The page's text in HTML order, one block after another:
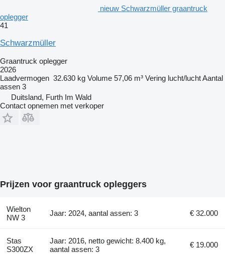
nieuw Schwarzmüller graantruck
oplegger
41
Schwarzmüller
Graantruck oplegger
2026
Laadvermogen 32.630 kg Volume 57,06 m³ Vering lucht/luchtAantal
assen 3
Duitsland, Furth Im Wald
Contact opnemen met verkoper
Prijzen voor graantruck opleggers
Wielton
NW 3
Jaar: 2024, aantal assen: 3 € 32.000
Stas
S300ZX
Jaar: 2016, netto gewicht: 8.400 kg,
aantal assen: 3
€ 19.000